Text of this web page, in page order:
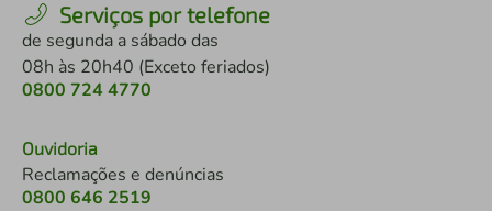
Serviços por telefone
de segunda a sábado das
08h às 20h40 (Exceto feriados)
0800 724 4770
Ouvidoria
Reclamações e denúncias
0800 646 2519